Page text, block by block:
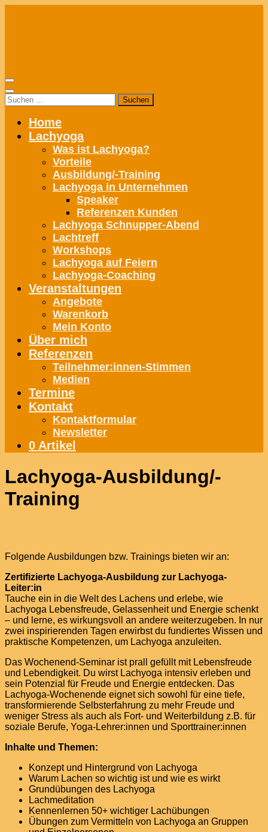
Suchen
nach:
Home
Lachyoga
Was ist Lachyoga?
Vorteile
Ausbildung/-Training
Lachyoga in Unternehmen
Speaker
Referenzen Kunden
Lachyoga Schnupper-Abend
Lachtreff
Workshops
Lachyoga auf Feiern
Lachyoga-Coaching
Veranstaltungen
Angebote
Warenkorb
Mein Konto
Über mich
Referenzen
Teilnehmer:innen-Stimmen
Medien
Termine
Kontakt
Kontaktformular
Newsletter
0 Artikel
Lachyoga-Ausbildung/-
Training
Folgende Ausbildungen bzw. Trainings bieten wir an:
Zertifizierte Lachyoga-Ausbildung zur Lachyoga-
Leiter:in
Tauche ein in die Welt des Lachens und erlebe, wie
Lachyoga Lebensfreude, Gelassenheit und Energie schenkt
– und lerne, es wirkungsvoll an andere weiterzugeben. In nur
zwei inspirierenden Tagen erwirbst du fundiertes Wissen und
praktische Kompetenzen, um Lachyoga anzuleiten.
Das Wochenend-Seminar ist prall gefüllt mit Lebensfreude
und Lebendigkeit. Du wirst Lachyoga intensiv erleben und
sein Potenzial für Freude und Energie entdecken. Das
Lachyoga-Wochenende eignet sich sowohl für eine tiefe,
transformierende Selbsterfahrung zu mehr Freude und
weniger Stress als auch als Fort- und Weiterbildung z.B. für
soziale Berufe, Yoga-Lehrer:innen und Sporttrainer:innen
Inhalte und Themen:
Konzept und Hintergrund von Lachyoga
Warum Lachen so wichtig ist und wie es wirkt
Grundübungen des Lachyoga
Lachmeditation
Kennenlernen 50+ wichtiger Lachübungen
Übungen zum Vermitteln von Lachyoga an Gruppen